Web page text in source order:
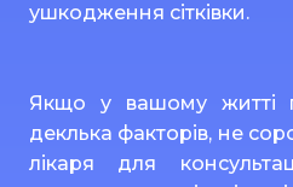
ушкодження сітківки.
Якщо у вашому житті
деклька факторів, не
лікаря для